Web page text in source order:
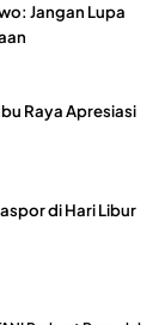
Jangan Lupa
Raya Apresiasi
di Hari Libur